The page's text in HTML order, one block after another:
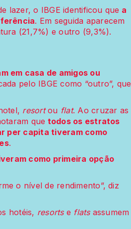
lazer, o IBGE identificou que a
. Em seguida aparecem
(21,7%) e outro (9,3%).
em casa de amigos ou
pelo IBGE como “outro”, que
resortou flat. Ao cruzar as
que todos os estratos
per capita tiveram como
.
como primeira opção
o nível de rendimento”, diz
hotéis, resorts e flatsassumem